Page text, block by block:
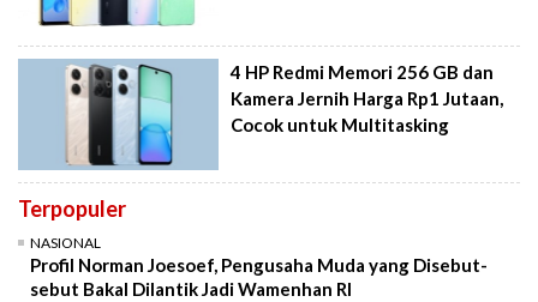
4 HP Redmi Memori 256 GB dan
Kamera Jernih Harga Rp1 Jutaan,
Cocok untuk Multitasking
Terpopuler
NASIONAL
Profil Norman Joesoef, Pengusaha Muda yang Disebut-
sebut Bakal Dilantik Jadi Wamenhan RI